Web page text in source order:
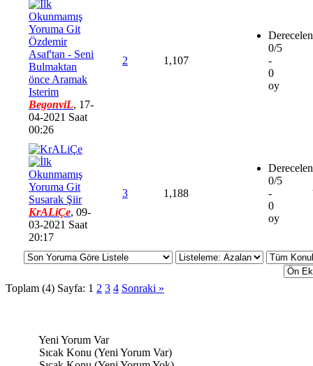
Özdemir
Asaf'tan - Seni
Bulmaktan
önce Aramak
Isterim
BegonviL, 17-
04-2021 Saat
00:26
2 1,107
0/5
-
0
oy
Susarak Şiir
KrALiÇe, 09-
03-2021 Saat
20:17
3 1,188
0/5
-
0
oy
Toplam (4) Sayfa: 1 2 3 4 Sonraki »
Yeni Yorum Var
Sıcak Konu (Yeni Yorum Var)